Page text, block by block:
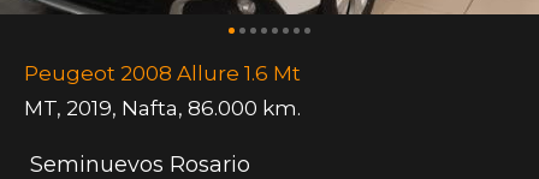
Peugeot 2008 Allure 1.6 Mt
MT, 2019, Nafta, 86.000 km.
Seminuevos Rosario